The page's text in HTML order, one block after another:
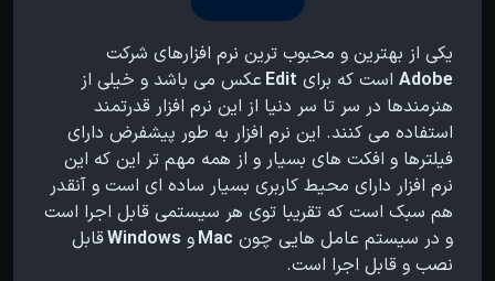
یکی از بهترین و محبوب ترین نرم افزارهای شرکت
Adobe است که برای Editعکس می باشد و خیلی از
هنرمندها در سر تا سر دنیا از این نرم افزار قدرتمند
استفاده می کنند. این نرم افزار به طور پیشفرض دارای
فیلترها و افکت های بسیار و از همه مهم تر این که این
نرم افزار دارای محیط کاربری بسیار ساده ای است و آنقدر
هم سبک است که تقریبا توی هر سیستمی قابل اجرا است
و در سیستم عامل هایی چون Macو Windowsقابل
نصب و قابل اجرا است.